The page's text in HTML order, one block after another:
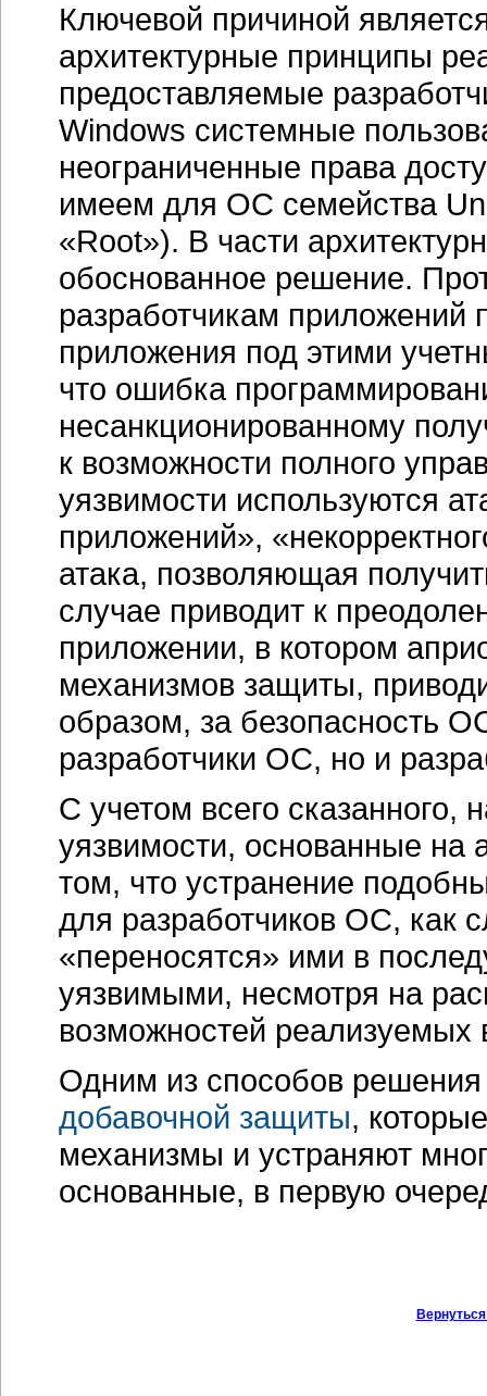
Ключевой причиной
архитектурные принципы
предоставляемые
Windows системные
неограниченные права
имеем для ОС семейства
«Root»). В части
обоснованное решение.
разработчикам приложений
приложения под этими
что ошибка
несанкционированному
к возможности полного
уязвимости используются
приложений»,
атака, позволяющая
случае приводит к
приложении, в котором
механизмов защиты,
образом, за безопасность
разработчики ОС, но и
С учетом всего
уязвимости, основанные на
том, что устранение
для разработчиков ОС, как
«переносятся» ими в
уязвимыми, несмотря на
возможностей
Одним из способов
добавочной защиты,
механизмы и устраняют
основанные, в первую